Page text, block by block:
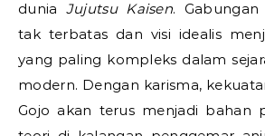
dunia Jujutsu Kaisen.
tak terbatas dan visi idealis
yang paling kompleks dalam
modern. Dengan karisma,
Gojo akan terus menjadi bahan